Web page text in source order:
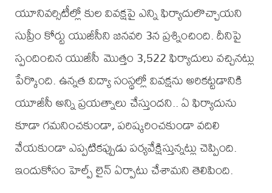
యూనివర్సిటీల్లో కుల వివక్షపై ఎన్ని ఫిర్యాదులొచ్చాయని
సుప్రీం కోర్టు యుజీసీని జనవరి 3న ప్రశ్నించింది. దీనిపై
స్పందించిన యుజీసీ మొత్తం 3,522 ఫిర్యాదులు వచ్చినట్లు
పేర్కొంది. ఉన్నత విద్యా సంస్థల్లో వివక్షను అరికట్టడానికి
యూజీసీ అన్ని ప్రయత్నాలు చేస్తుందని.. ఏ ఫిర్యాదును
కూడా గమనించకుండా, పరిష్కరించకుండా వదిలి
వేయకుండా ఎప్పటికప్పుడు పర్యవేక్షిస్తున్నట్లు చెప్పింది.
ఇందుకోసం హెల్ప్ లైన్ ఏర్పాటు చేశామని తెలిపింది.